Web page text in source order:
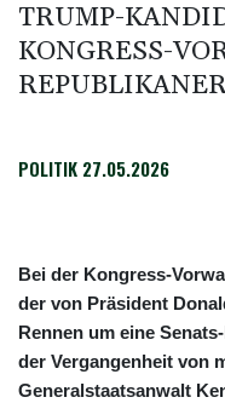
neue Gespräche
Fund von
Luftsicherheit
TRUMP-
KONGRESS-
POLITIK 27.05.2026
Bei der Kongress-
der von Präsident
Rennen um eine
der Vergangenheit von
Generalstaatsanwalt